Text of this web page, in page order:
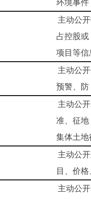
环境
主动公开招投标违
占控
项目等信
主动公开生产安全
预警
主动公开农用地转
准、
集体土地
主动公开政府指导
目、价
主动公开本市企业